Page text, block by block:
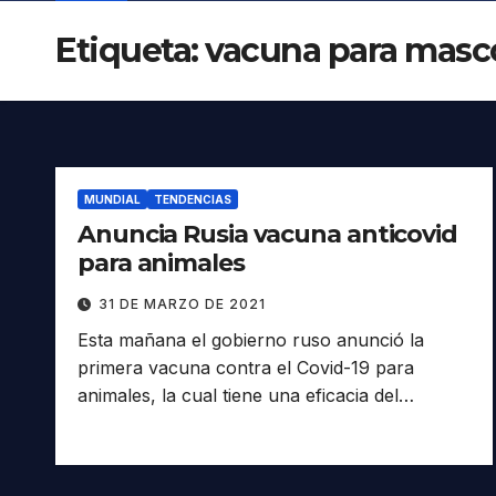
Etiqueta:vacuna para
MUNDIAL TENDENCIAS
Anuncia Rusia vacuna anticovid
para animales
31 DE MARZO DE 2021
Esta mañana el gobierno ruso anunció la
primera vacuna contra el Covid-19 para
animales, la cual tiene una eficacia del…